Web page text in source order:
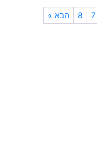
7
8 הבא »